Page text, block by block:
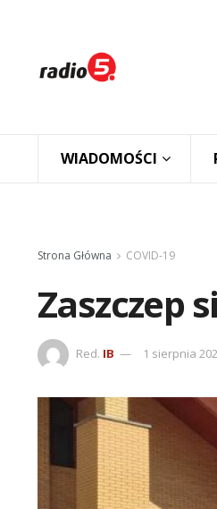
WIADOMOŚCI
Strona Główna COVID-19
Zaszczep
Red. IB 1 sierpnia